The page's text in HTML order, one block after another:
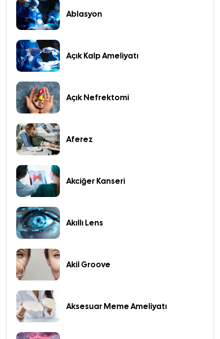
Ablasyon
Açık Kalp Ameliyatı
Açık Nefrektomi
Aferez
Akciğer Kanseri
Akıllı Lens
Akil Groove
Aksesuar Meme Ameliyatı